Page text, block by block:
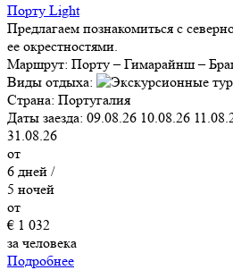
Порту Light
Предлагаем познакомиться с
ее окрестностями.
Маршрут: Порту – Гимарайнш –
Виды отдыха:
Страна: Португалия
Даты заезда: 09.08.26 10.08.26
31.08.26
от
6 дней /
5 ночей
от
€ 1 032
за человека
Подробнее